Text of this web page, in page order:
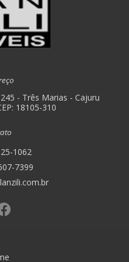
- Três Marias - Cajuru
18105-310
1062
7399